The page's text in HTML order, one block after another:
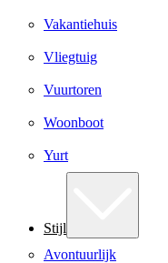
Vakantiehuis
Vliegtuig
Vuurtoren
Woonboot
Yurt
Stijl
Avontuurlijk